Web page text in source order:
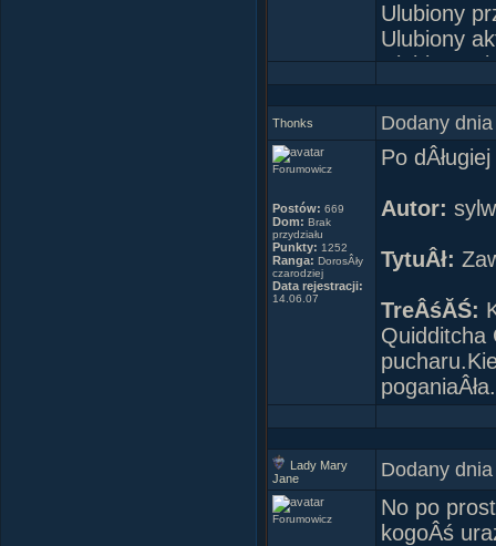
- Zawsze.
Ulubiony
Ulubiony
Ulubiona
Ulubiony
Patronus:
Dom:
Ulubiony
pisaĂŚ
Thonks Dodany
Forumowicz
Postów: 669
Dom: Brak
przydziału
Punkty: 1252
Ranga: DorosÂły
czarodziej
Data rejestracji:
14.06.07
Po
Autor:
TytuÂł:
TreÂśĂŚ:
Quidditcha
Lady Mary
Jane
Dodany
Forumowicz
No po
kogoÂś